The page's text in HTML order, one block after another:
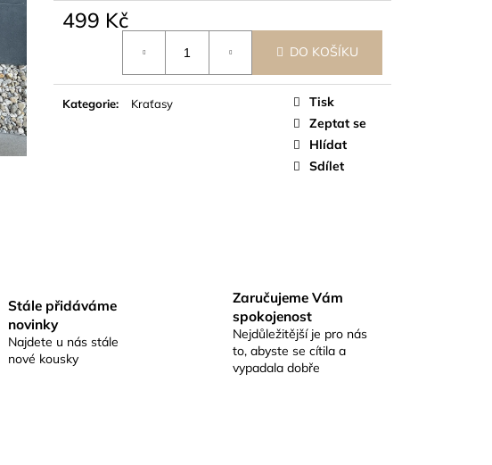
499 Kč
DO KOŠÍKU
Kategorie: Kraťasy
Tisk
Zeptat se
Hlídat
Sdílet
Stále přidáváme
novinky
Najdete u nás stále
nové kousky
Zaručujeme Vám
spokojenost
Nejdůležitější je pro nás
to, abyste se cítila a
vypadala dobře